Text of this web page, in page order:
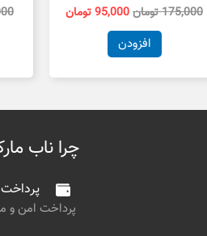
175,000تومان95,000تومان
افزودن
چرا ناب
پرداخت امن و